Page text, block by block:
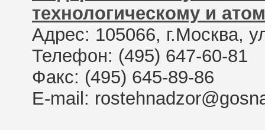
технологическому и
Адрес: 105066, г.Москва,
Телефон: (495) 647-60-81
Факс: (495) 645-89-86
E-mail: